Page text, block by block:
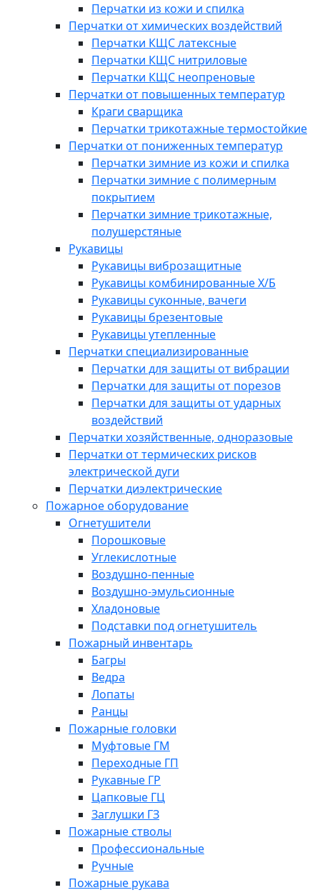
Перчатки из кожи и спилка
Перчатки от химических воздействий
Перчатки КЩС латексные
Перчатки КЩС нитриловые
Перчатки КЩС неопреновые
Перчатки от повышенных температур
Краги сварщика
Перчатки трикотажные термостойкие
Перчатки от пониженных температур
Перчатки зимние из кожи и спилка
Перчатки зимние с полимерным
покрытием
Перчатки зимние трикотажные,
полушерстяные
Рукавицы
Рукавицы виброзащитные
Рукавицы комбинированные Х/Б
Рукавицы суконные, вачеги
Рукавицы брезентовые
Рукавицы утепленные
Перчатки специализированные
Перчатки для защиты от вибрации
Перчатки для защиты от порезов
Перчатки для защиты от ударных
воздействий
Перчатки хозяйственные, одноразовые
Перчатки от термических рисков
электрической дуги
Перчатки диэлектрические
Пожарное оборудование
Огнетушители
Порошковые
Углекислотные
Воздушно-пенные
Воздушно-эмульсионные
Хладоновые
Подставки под огнетушитель
Пожарный инвентарь
Багры
Ведра
Лопаты
Ранцы
Пожарные головки
Муфтовые ГМ
Переходные ГП
Рукавные ГР
Цапковые ГЦ
Заглушки ГЗ
Пожарные стволы
Профессиональные
Ручные
Пожарные рукава